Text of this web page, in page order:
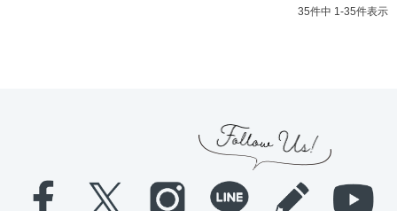
35件中 1-35件表示